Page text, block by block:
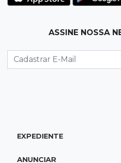
Com ajuda da irmã, mãe
Rapaz de 23 anos morre
ASSINE NOSSA
EXPEDIENTE
ANUNCIAR